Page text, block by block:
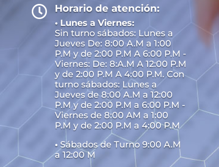
 Horario de atención:
• Lunes a Viernes:
Sin turno sábados: Lunes a
Jueves De: 8:00 A.M a 1:00
P.M y de 2:00 P.M A 6:00 P.M -
Viernes: De: 8:A.M A 12:00 P.M
y de 2:00 P.M A 4:00 P.M. Con
turno sábados: Lunes a
Jueves de 8:00 A.M a 12:00
P.M y de 2:00 P.M a 6:00 P.M -
Viernes de 8:00 AM a 1:00
P.M y de 2:00 P.M a 4:00 P.M
• Sábados de Turno 9:00 A.M
a 12:00 M